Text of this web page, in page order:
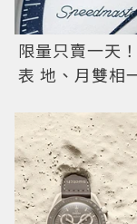
限量只賣一天
表 地、月雙相